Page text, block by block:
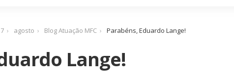
agosto Blog Atuação MFC Parabéns, Eduardo Lange!
Lange!